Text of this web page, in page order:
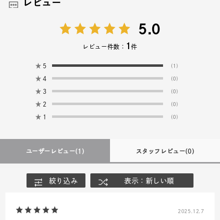
レビュー
5.0
レビュー件数： 1件
★ 5 (1)
★ 4 (0)
★ 3 (0)
★ 2 (0)
★ 1 (0)
ユーザーレビュー(1) スタッフレビュー(0)
絞り込み 表示：新しい順
2025.12.7